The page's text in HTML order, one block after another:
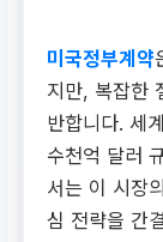
미국정부계약
지만, 복잡한
반합니다. 세
수천억 달러
서는 이 시장
심 전략을 간